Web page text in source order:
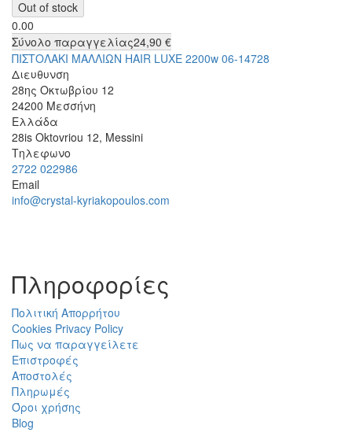
0.00
Σύνολο παραγγελίας24,90 €
ΠΙΣΤΟΛΑΚΙ ΜΑΛΛΙΩΝ HAIR LUXE 2200w 06-14728
Διευθυνση
28ης Οκτωβρίου 12
24200 Μεσσήνη
Ελλάδα
28is Oktovriou 12, Messini
Τηλεφωνο
2722 022986
Email
info@crystal-kyriakopoulos.com
Πληροφορίες
Πολιτική Απορρήτου
Cookies Privacy Policy
Πως να παραγγείλετε
Επιστροφές
Αποστολές
Πληρωμές
Όροι χρήσης
Blog